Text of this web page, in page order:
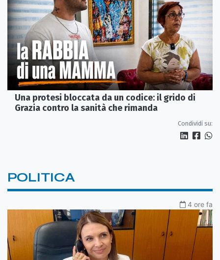
Una protesi bloccata da un codice: il grido di
Grazia contro la sanità che rimanda
Condividi su:
POLITICA
4 ore fa